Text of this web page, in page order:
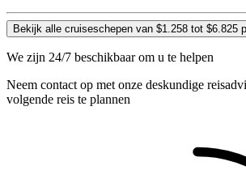
Bekijk alle cruiseschepen van $1.258 tot $6.825
We zijn 24/7 beschikbaar om u te helpen
Neem contact op met onze deskundige
volgende reis te plannen